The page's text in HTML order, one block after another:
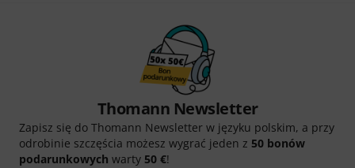
Thomann Newsletter
Zapisz się do Thomann Newsletter w języku polskim, a przy
odrobinie szczęścia możesz wygrać jeden z 50 bonów
podarunkowych warty 50 €!